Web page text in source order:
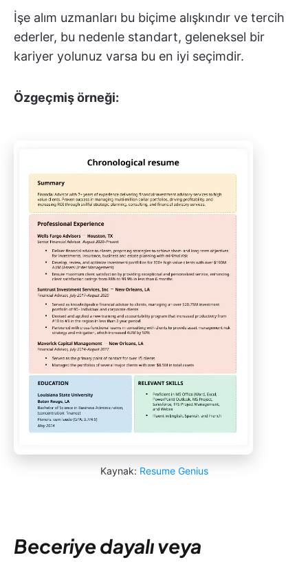
İşe alım uzmanları bu biçime alışkındır ve tercih
ederler, bu nedenle standart, geleneksel bir
kariyer yolunuz varsa bu en iyi seçimdir.
Özgeçmiş örneği:
Kaynak: Resume Genius
Beceriye dayalı veya